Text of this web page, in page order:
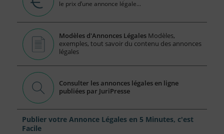
le prix d’une annonce légale...
Modèles d'Annonces Légales Modèles,
exemples, tout savoir du contenu des annonces
légales
Consulter les annonces légales en ligne
publiées par JuriPresse
Publier votre Annonce Légales en 5 Minutes, c'est
Facile